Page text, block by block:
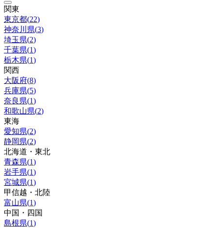
関東
東京都(22)
神奈川県(3)
埼玉県(2)
千葉県(1)
栃木県(1)
関西
大阪府(8)
兵庫県(5)
奈良県(1)
和歌山県(2)
東海
愛知県(2)
静岡県(2)
北海道・東北
青森県(1)
岩手県(1)
宮城県(1)
甲信越・北陸
富山県(1)
中国・四国
島根県(1)